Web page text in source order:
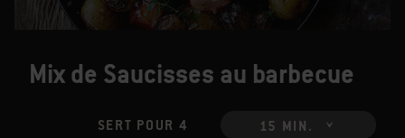
Mix de Saucisses au barbecue
SERT POUR 4
15 MIN.